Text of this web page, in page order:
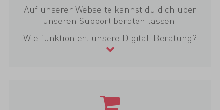
Auf unserer Webseite kannst du dich über
unseren Support beraten lassen.
Wie funktioniert unsere Digital-Beratung?